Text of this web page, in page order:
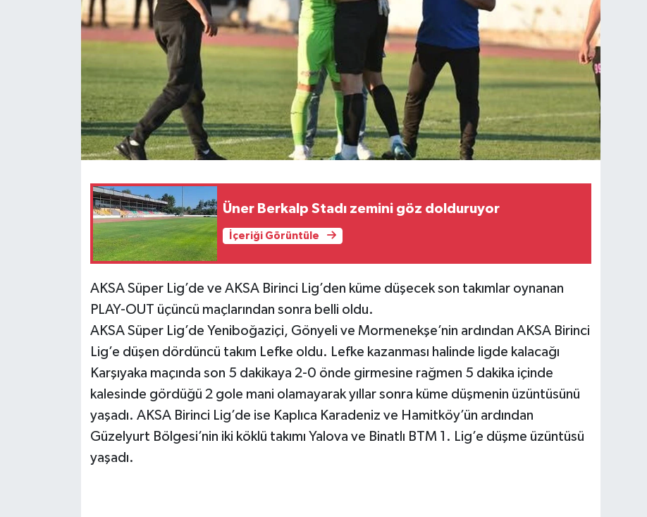
Üner Berkalp Stadı zemini göz dolduruyor
İçeriği Görüntüle
AKSA Süper Lig’de ve AKSA Birinci Lig’den küme düşecek son takımlar oynanan
PLAY-OUT üçüncü maçlarından sonra belli oldu.
AKSA Süper Lig’de Yeniboğaziçi, Gönyeli ve Mormenekşe’nin ardından AKSA Birinci
Lig’e düşen dördüncü takım Lefke oldu. Lefke kazanması halinde ligde kalacağı
Karşıyaka maçında son 5 dakikaya 2-0 önde girmesine rağmen 5 dakika içinde
kalesinde gördüğü 2 gole mani olamayarak yıllar sonra küme düşmenin üzüntüsünü
yaşadı. AKSA Birinci Lig’de ise Kaplıca Karadeniz ve Hamitköy’ün ardından
Güzelyurt Bölgesi’nin iki köklü takımı Yalova ve Binatlı BTM 1. Lig’e düşme üzüntüsü
yaşadı.